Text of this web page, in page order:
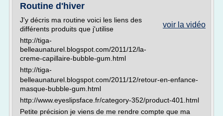
Routine d'hiver
voir la vidéo
J'y décris ma routine voici les liens des
différents produits que j'utilise
http://tiga-
belleaunaturel.blogspot.com/2011/12/la-
creme-capillaire-bubble-gum.html
http://tiga-
belleaunaturel.blogspot.com/2011/12/retour-en-enfance-
masque-bubble-gum.html
http://www.eyeslipsface.fr/category-352/product-401.html
Petite précision je viens de me rendre compte que ma